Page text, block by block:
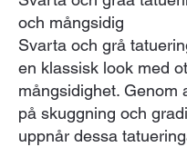
och mångsidig
Svarta och grå
en klassisk look med
mångsidighet. Genom
på skuggning och
uppnår dessa